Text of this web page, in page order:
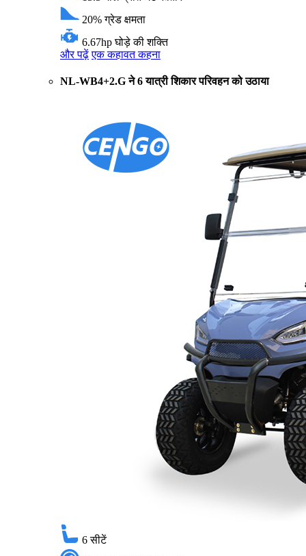
20% ग्रेड क्षमता
6.67hp घोड़े की शक्ति
और पढ़ें एक कहावत कहना
NL-WB4+2.G ने 6 यात्री शिकार परिवहन को उठाया
6 सीटें